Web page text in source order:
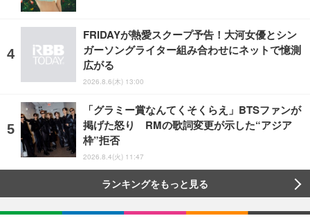
FRIDAYが熱愛スクープ予告！大河女優とシン
ガーソングライター組み合わせにネットで憶測
広がる
2026.8.6(木) 13:00
「グラミー賞なんてくそくらえ」BTSファンが
掲げた怒り RMの歌詞変更が示した“アジア
枠”拒否
2026.8.4(火) 11:47
ランキングをもっと見る